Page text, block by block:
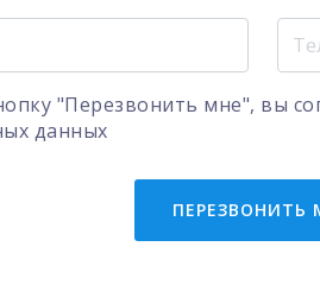
"Перезвонить мне", вы
данных
ПЕРЕЗВОНИТЬ